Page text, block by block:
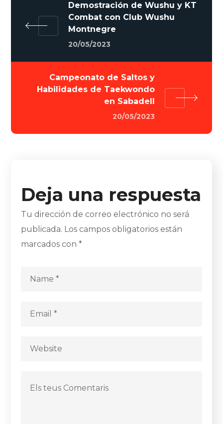
Demostración de Wushu y KT
Combat con Club Wushu
Montnegre
20/05/2023
Campeonato de Saltos y
Habilidades de Taekwondo
en Sabadell
20/05/2023
Deja una respuesta
Tu dirección de correo electrónico no será
publicada. Los campos obligatorios están
marcados con*